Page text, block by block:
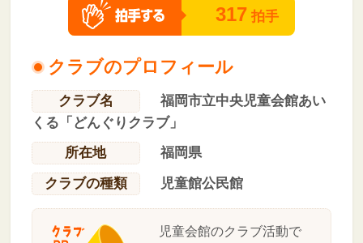
317 拍手
クラブのプロフィール
クラブ名
福岡市立中央児童会館あい
くる「どんぐりクラブ」
所在地
福岡県
クラブの種類
児童館公民館
児童会館のクラブ活動で